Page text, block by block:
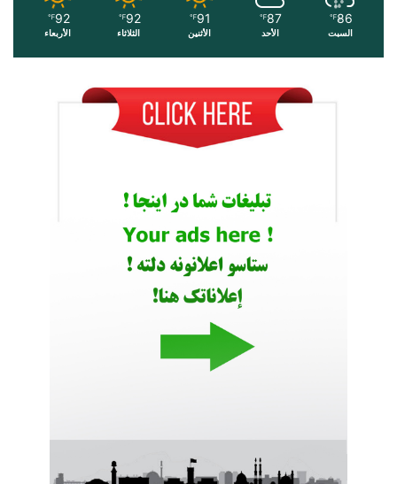
86
℉
السبت
87
℉
الأحد
91
℉
الأثنين
92
℉
الثلاثاء
92
℉
الأربعاء